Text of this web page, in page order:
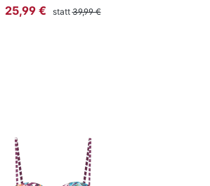
Verkaufspreis:
25,99 € stattRegulärer Preis:
39,99 €